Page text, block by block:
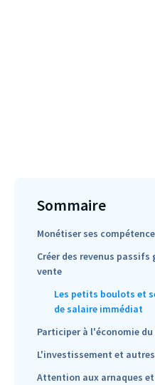
Sommaire
Monétiser ses
Créer des revenus
vente
Les petits boulots et
de salaire immédiat
Participer à l'économie
L'investissement et
Attention aux arnaques